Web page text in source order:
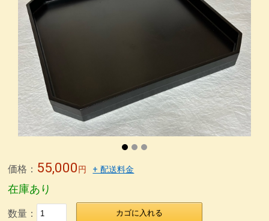
) 仙台、資福寺さんの会報に「私の漆器人生」が掲載された 箸置き 箸
荒挽取り箸
マグカップうるし絵
荒挽8寸盛鉢朱 荒挽煮物椀
カタログ 銀座の飲み屋 木合 応量器
木合、応量器、朱 木合、粥スプーン 箸
価格： 55,000円 + 配送料金
在庫あり
数量： カゴに入れる